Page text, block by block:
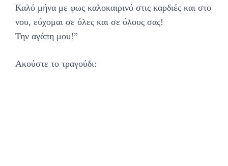
Καλό μήνα με φως καλοκαιρινό στις καρδιές και στο
νου, εύχομαι σε όλες και σε όλους σας!
Την αγάπη μου!”
Ακούστε το τραγούδι: